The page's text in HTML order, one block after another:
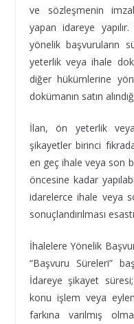
ve sözleşmenin
yapan idareye
yönelik başvuruların
yeterlik veya ihale
diğer hükümlerine
dokümanın satın
İlan, ön yeterlik
şikayetler birinci
en geç ihale veya son
öncesine kadar
idarelerce ihale veya
sonuçlandırılması
İhalelere Yönelik
“Başvuru Süreleri”
İdareye şikayet
konu işlem veya
farkına varılmış